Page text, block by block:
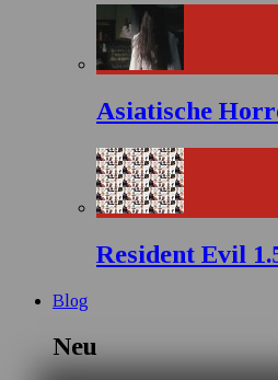
Asiatische
Resident Evil
Blog
Neu